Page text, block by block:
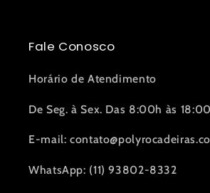
Fale Conosco
Horário de Atendimento
De Seg. à Sex. Das 8:00h às
E-mail:
WhatsApp: (11) 93802-8332